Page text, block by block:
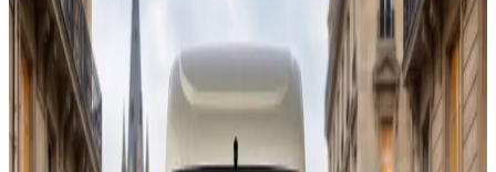
Autobuze
DAC CitySTREAM 412 UE